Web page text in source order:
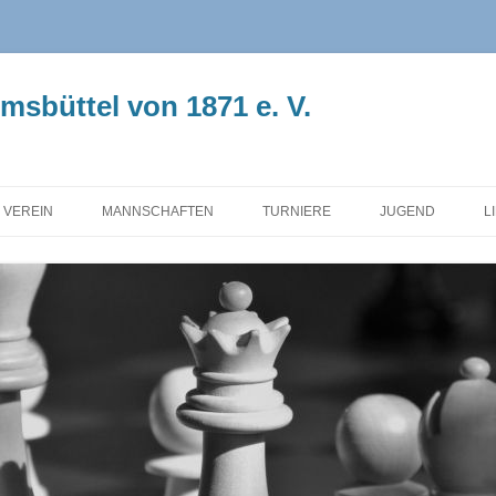
von 1871 e. V.
VEREIN
ABTEILUNG
JUGEND
MANNSCHAFTEN
2. MANNSCHAFT
3. MANNSCHAFT
4. MANNSCHAFT
5. MANNSCHAFT
TURNIERE
HANS-PETER KÖPCKE
GEDENKTURNIER
JUGEND